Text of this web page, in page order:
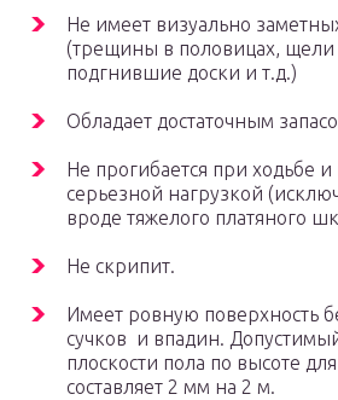
Не имеет визуально
(трещины в половицах, щели
подгнившие доски и т.д.)
Обладает достаточным
Не прогибается при ходьбе и
серьезной нагрузкой
вроде тяжелого платяного
Не скрипит.
Имеет ровную поверхность
сучков и впадин.
плоскости пола по высоте
составляет 2 мм на 2 м.